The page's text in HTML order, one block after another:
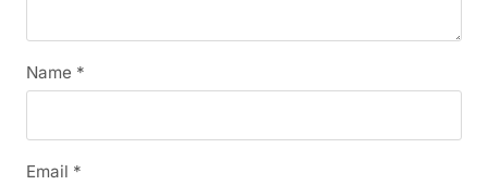
Name *
Email *